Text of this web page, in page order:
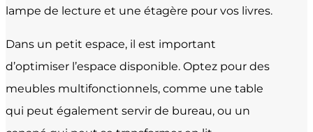
lampe de lecture et une étagère pour vos livres.
Dans un petit espace, il est important
d’optimiser l’espace disponible. Optez pour des
meubles multifonctionnels, comme une table
qui peut également servir de bureau, ou un